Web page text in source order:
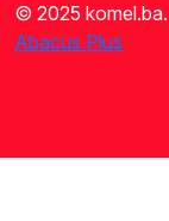
© 2025
Abacus Plus